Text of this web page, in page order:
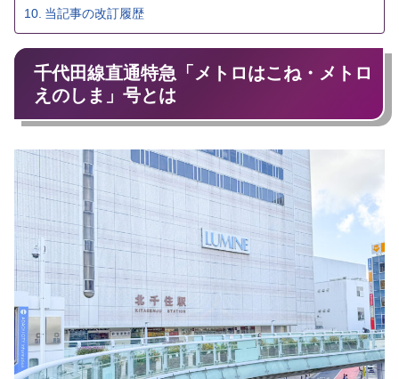
当記事の改訂履歴
千代田線直通特急「メトロはこね・メトロ
えのしま」号とは